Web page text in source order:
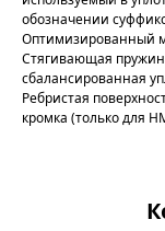
обозначении
Оптимизированный
Стягивающая
сбалансированная
Ребристая
кромка (только для